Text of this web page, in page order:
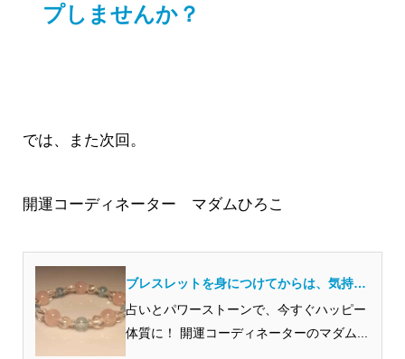
プしませんか？
では、また次回。
開運コーディネーター マダムひろこ
ブレスレットを身につけてからは、気持が
落ちつき・・・
占いとパワーストーンで、今すぐハッピー
体質に！ 開運コーディネーターのマダム...